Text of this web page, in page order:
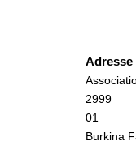
Adresse
2999
01
Burkina